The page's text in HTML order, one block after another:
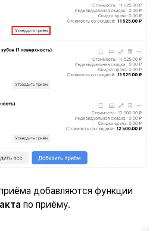
добавляются функции
по приёму.